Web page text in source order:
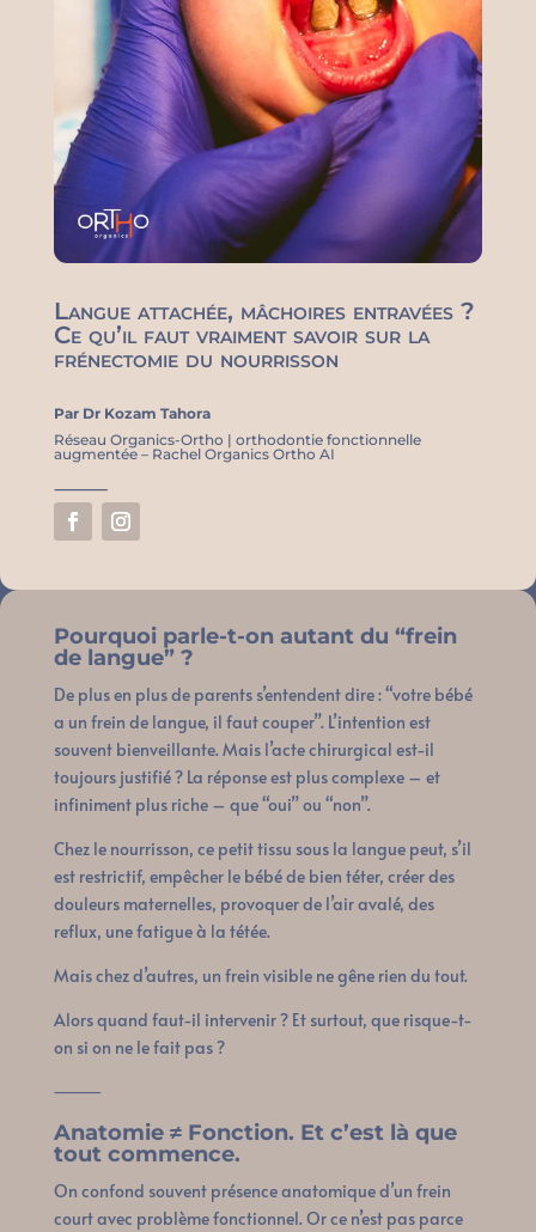
Langue attachée, mâchoires entravées ?
Ce qu’il faut vraiment savoir sur la
frénectomie du nourrisson
Par Dr Kozam Tahora
Réseau Organics-Ortho | orthodontie fonctionnelle
augmentée – Rachel Organics Ortho AI
⸻
Pourquoi parle-t-on autant du “frein
de langue” ?
De plus en plus de parents s’entendent dire : “votre bébé
a un frein de langue, il faut couper”. L’intention est
souvent bienveillante. Mais l’acte chirurgical est-il
toujours justifié ? La réponse est plus complexe – et
infiniment plus riche – que “oui” ou “non”.
Chez le nourrisson, ce petit tissu sous la langue peut, s’il
est restrictif, empêcher le bébé de bien téter, créer des
douleurs maternelles, provoquer de l’air avalé, des
reflux, une fatigue à la tétée.
Mais chez d’autres, un frein visible ne gêne rien du tout.
Alors quand faut-il intervenir ? Et surtout, que risque-t-
on si on ne le fait pas ?
⸻
Anatomie ≠ Fonction. Et c’est là que
tout commence.
On confond souvent présence anatomique d’un frein
court avec problème fonctionnel. Or ce n’est pas parce